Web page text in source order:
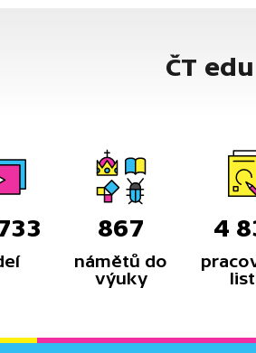
ČT
867
námětů do
výuky
4